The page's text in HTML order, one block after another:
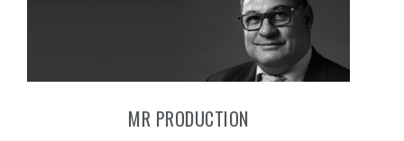
MR PRODUCTION